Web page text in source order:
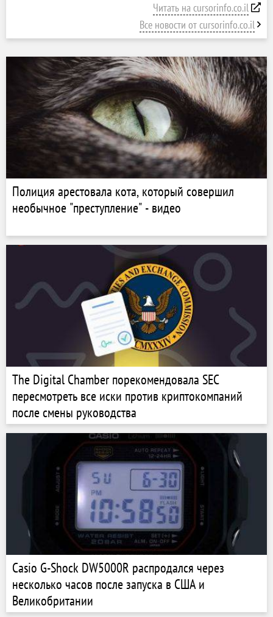
Читать на cursorinfo.co.il
Все новости от cursorinfo.co.il
Полиция арестовала кота, который совершил
необычное "преступление" - видео
The Digital Chamber порекомендовала SEC
пересмотреть все иски против криптокомпаний
после смены руководства
Casio G-Shock DW5000R распродался через
несколько часов после запуска в США и
Великобритании